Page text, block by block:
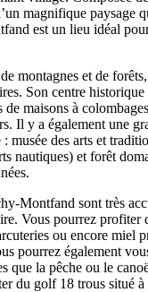
magnifique paysage
est un lieu idéal
montagnes et de
Son centre
de maisons à
Il y a également une
musée des arts et
nautiques) et forêt
Montfand sont très
Vous pourrez profiter
ou encore miel
pourrez également
que la pêche ou le
du golf 18 trous situé